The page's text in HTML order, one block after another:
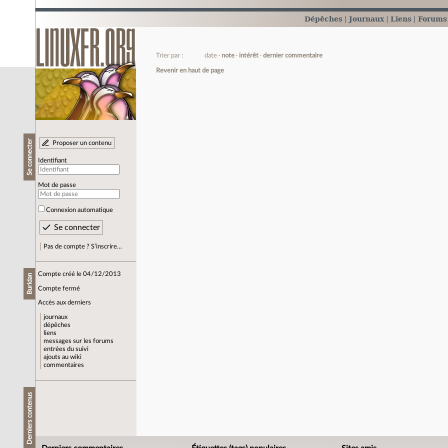
Dépêches Journaux Liens Forums
Se connecter Proposer un contenu
Identifiant
Mot de passe
Connexion automatique
Pas de compte ? S’inscrire…
Buridan Compte créé le 04/12/2013
Compte fermé
Accès aux derniers
journaux
dépêches
liens
messages sur les forums
entrées du suivi
ajouts au wiki
commentaires
Derniers contenus
Trier par : date note intérêt dernier commentaire
Revenir en haut de page